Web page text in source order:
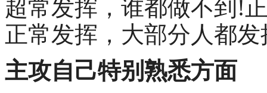
超常发挥，谁都做不到 !
正常发挥，大部分人都
主攻自己特别熟悉方面